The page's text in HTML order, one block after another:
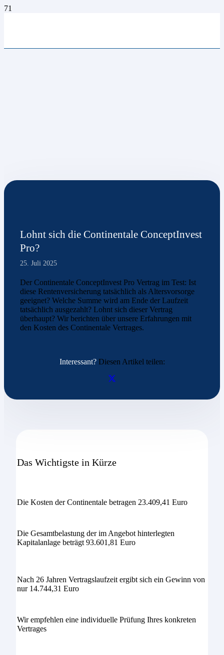
Lohnt sich die Continentale ConceptInvest
Pro?
25. Juli 2025
Der Continentale ConceptInvest Pro Vertrag im Test: Ist
diese Rentenversicherung tatsächlich als Altersvorsorge
geeignet? Welche Summe wird am Ende der Laufzeit
tatsächlich ausgezahlt? Lohnt sich dieser Vertrag
überhaupt? Wir berichten über unsere Erfahrungen mit
den Kosten des Continentale Vertrages.
Interessant?Diesen Artikel teilen:
Das Wichtigste in Kürze
Die Kosten der Continentale betragen 23.409,41 Euro
Die Gesamtbelastung der im Angebot hinterlegten
Kapitalanlage beträgt 93.601,81 Euro
Nach 26 Jahren Vertragslaufzeit ergibt sich ein Gewinn von
nur 14.744,31 Euro
Wir empfehlen eine individuelle Prüfung Ihres konkreten
Vertrages